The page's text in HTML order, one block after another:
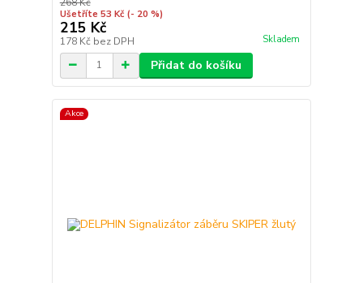
Ušetříte 53 Kč (- 20 %)
215 Kč
178 Kč bez DPH Skladem
Přidat do košíku
Akce